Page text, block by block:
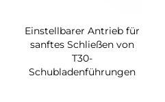
Einstellbarer Antrieb für
sanftes Schließen von
T30-
Schubladenführungen